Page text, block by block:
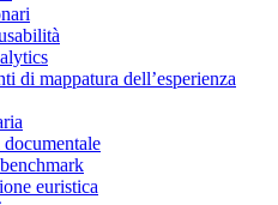
di mappatura dell’esperienza
euristica